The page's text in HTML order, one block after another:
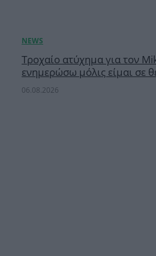
Τροχαίο ατύχημα για τον
ενημερώσω μόλις είμαι σε
06.08.2026